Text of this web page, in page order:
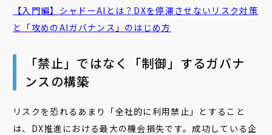
【入門編】シャドーAIとは？DXを停滞させないリスク対策
と「攻めのAIガバナンス」のはじめ方
「禁止」ではなく「制御」するガバナ
ンスの構築
リスクを恐れるあまり「全社的に利用禁止」とすること
は、DX推進における最大の機会損失です。成功している企